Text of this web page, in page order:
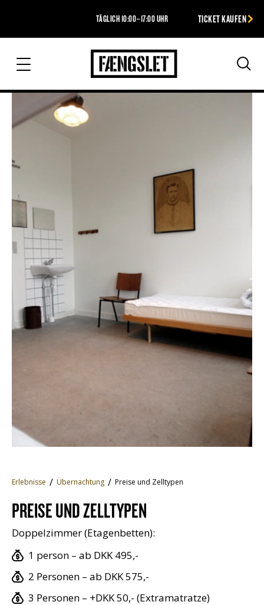
TÄGLICH 10:00–17:00 UHR TICKET KAUFEN
Das Gefängnis
Erlebnisse Übernachtung Preise und Zelltypen
PREISE UND ZELLTYPEN
Doppelzimmer (Etagenbetten):
1 person – ab DKK 495,-
2 Personen – ab DKK 575,-
3 Personen – +DKK 50,- (Extramatratze)